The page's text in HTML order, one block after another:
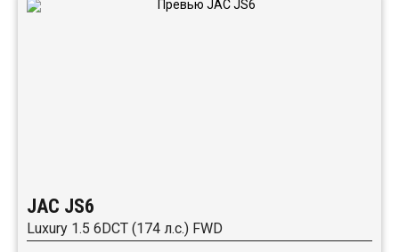
JAC JS6
Luxury 1.5 6DCT (174 л.с.) FWD